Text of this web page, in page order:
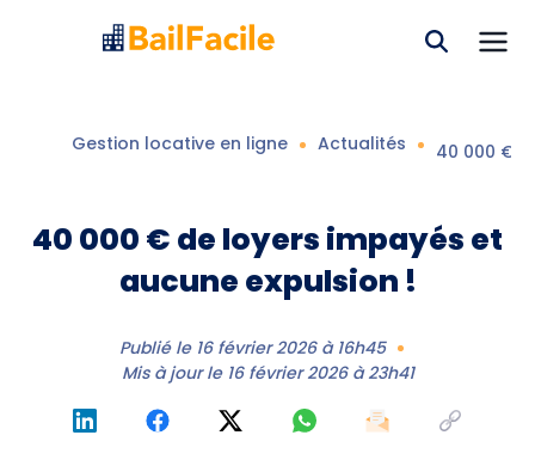
Gestion locative en ligne Actualités 40 000 €
40 000 € de loyers impayés et
aucune expulsion !
Publié le 16 février 2026 à 16h45
Mis à jour le 16 février 2026 à 23h41